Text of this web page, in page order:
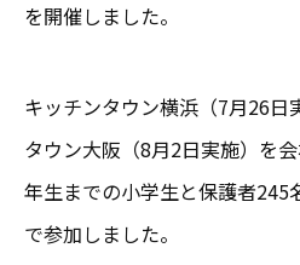
を開催しました。
キッチンタウン横浜（7月26日
タウン大阪（8月2日実施）を
年生までの小学生と保護者245
で参加しました。